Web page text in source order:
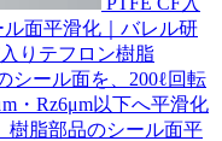
面平滑化｜バレル研
りテフロン樹脂
シール面を、200ℓ回転
・Rz6μm以下へ平滑化
樹脂部品のシール面平